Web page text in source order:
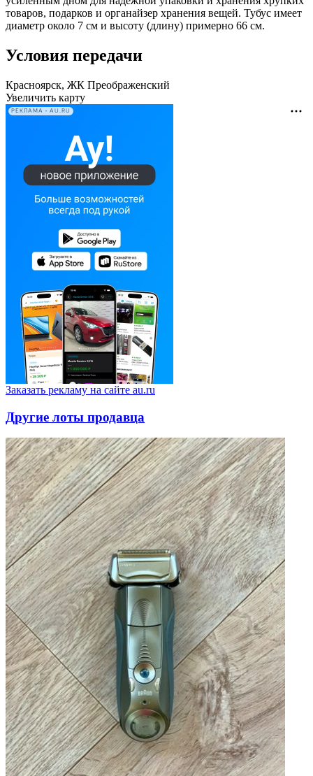
товаров, подарков и органайзер хранения вещей. Тубус имеет
диаметр около 7 см и высоту (длину) примерно 66 см.
Условия передачи
Красноярск, ЖК Преображенский
Увеличить карту
РЕКЛАМА • AU.RU
Заказать рекламу на сайте au.ru
Другие лоты продавца